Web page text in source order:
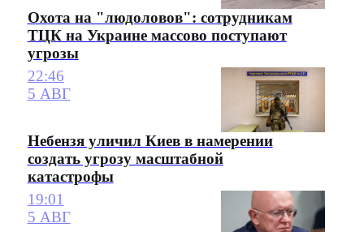
Охота на "людоловов": сотрудникам
ТЦК на Украине массово поступают
угрозы
22:46
5 АВГ
Небензя уличил Киев в намерении
создать угрозу масштабной
катастрофы
19:01
5 АВГ